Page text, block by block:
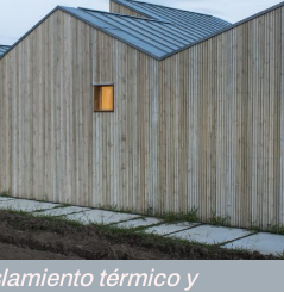
térmico y